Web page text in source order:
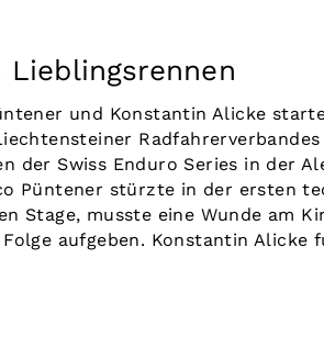
und Konstantin Alicke
Radfahrerverbandes
der Swiss Enduro Series in der
Püntener stürzte in der ersten
Stage, musste eine Wunde am
aufgeben. Konstantin Alicke